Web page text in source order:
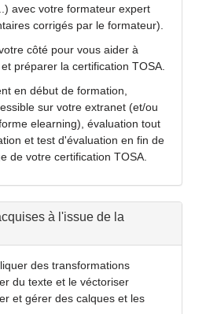
avec votre formateur expert
corrigés par le formateur).
côté pour vous aider à
préparer la certification TOSA.
en début de formation,
sur votre extranet (et/ou
elearning), évaluation tout
et test d'évaluation en fin de
de votre certification TOSA.
à l'issue de la
des transformations
du texte et le véctoriser
et gérer des calques et les